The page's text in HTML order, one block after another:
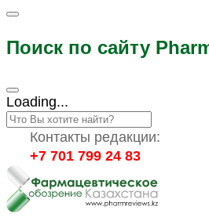
Поиск по сайту
Loading...
Контакты редакции:
+7 701 799 24 83